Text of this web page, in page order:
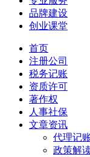
品牌建设
创业课堂
首页
注册公司
税务记账
资质许可
著作权
人事社保
文章资讯
代理记
政策解